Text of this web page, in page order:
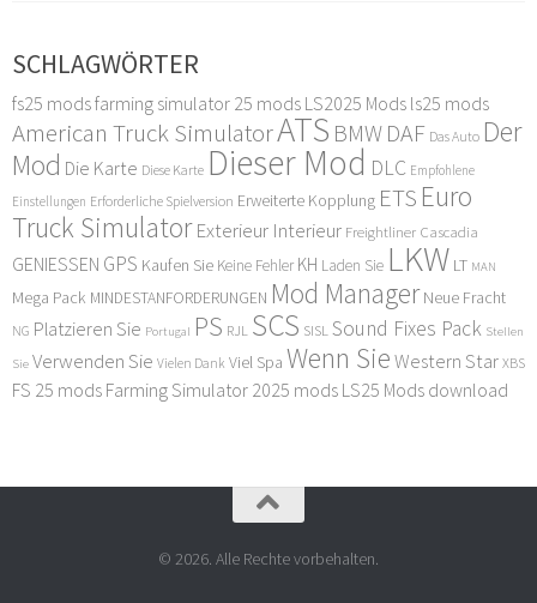
SCHLAGWÖRTER
fs25 modsfarming simulator 25 mods LS2025 Mods ls25 mods
American Truck SimulatorATS BMW DAF Das Auto Der
Mod Die Karte Diese Karte Dieser Mod DLC Empfohlene
Einstellungen Erforderliche Spielversion Erweiterte Kopplung ETS Euro
Truck Simulator Exterieur Interieur Freightliner Cascadia
GENIESSEN GPS Kaufen Sie Keine Fehler KH Laden Sie LKW LT MAN
Mega Pack MINDESTANFORDERUNGEN Mod Manager Neue Fracht
NG Platzieren Sie Portugal PS RJL SCS SISLSound Fixes Pack Stellen
Sie Verwenden Sie Vielen Dank Viel Spa Wenn Sie Western Star XBS
FS 25 mods Farming Simulator 2025 mods LS25 Mods download
© 2026. Alle Rechte vorbehalten.